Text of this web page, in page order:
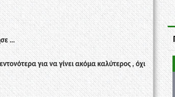
…
για να γίνει ακόμα καλύτερος , όχι